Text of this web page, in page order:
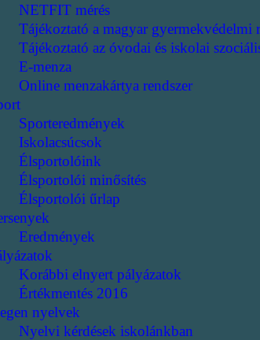
NETFIT mérés
Tájékoztató a magyar gyermekvédelmi
Tájékoztató az óvodai és iskolai
E-menza
Online menzakártya rendszer
Sporteredmények
Iskolacsúcsok
Élsportolóink
Élsportolói minősítés
Élsportolói űrlap
Eredmények
Korábbi elnyert pályázatok
Értékmentés 2016
nyelvek
Nyelvi kérdések iskolánkban